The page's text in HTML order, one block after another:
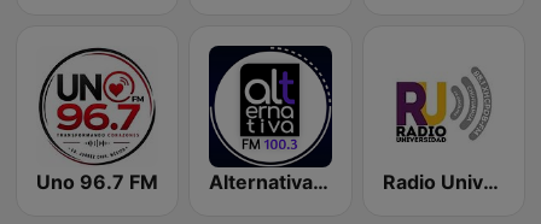
Uno 96.7 FM Alternativa FM 100.3 Radio Universidad 88.1 FM